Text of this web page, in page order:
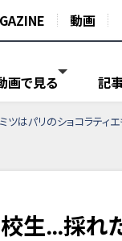
動画
画で見る 記
パリのショコラティエ
生…採れ